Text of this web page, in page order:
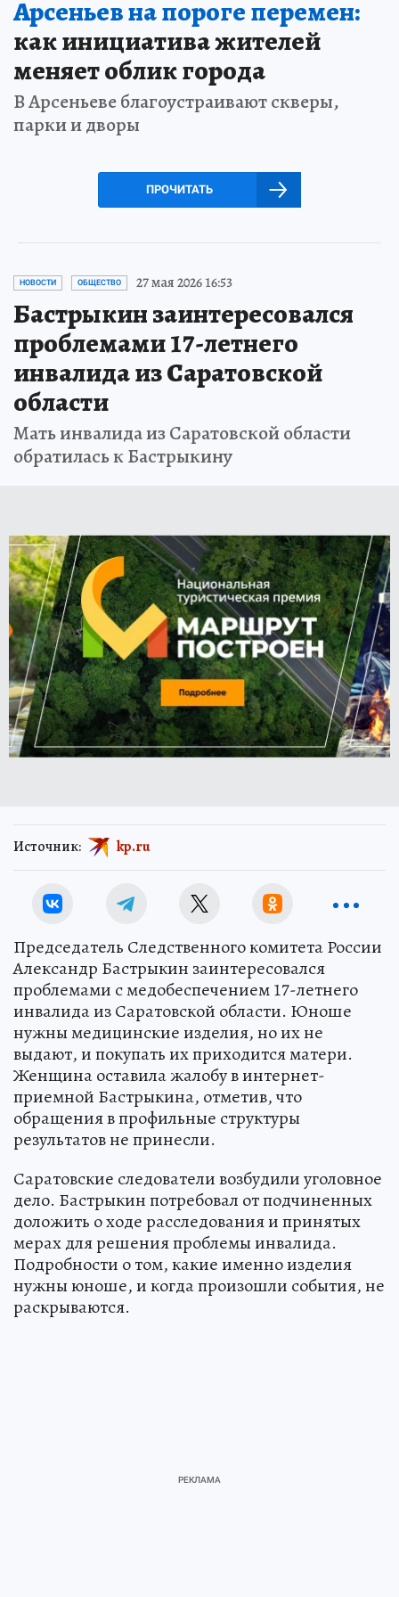
Арсеньев на пороге перемен:
как инициатива жителей
меняет облик города
В Арсеньеве благоустраивают скверы,
парки и дворы
ПРОЧИТАТЬ
НОВОСТИ ОБЩЕСТВО 27 мая 2026 16:53
Бастрыкин заинтересовался
проблемами 17-летнего
инвалида из Саратовской
области
Мать инвалида из Саратовской области
обратилась к Бастрыкину
Источник: kp.ru
Председатель Следственного комитета России
Александр Бастрыкин заинтересовался
проблемами с медобеспечением 17-летнего
инвалида из Саратовской области. Юноше
нужны медицинские изделия, но их не
выдают, и покупать их приходится матери.
Женщина оставила жалобу в интернет-
приемной Бастрыкина, отметив, что
обращения в профильные структуры
результатов не принесли.
Саратовские следователи возбудили уголовное
дело. Бастрыкин потребовал от подчиненных
доложить о ходе расследования и принятых
мерах для решения проблемы инвалида.
Подробности о том, какие именно изделия
нужны юноше, и когда произошли события, не
раскрываются.